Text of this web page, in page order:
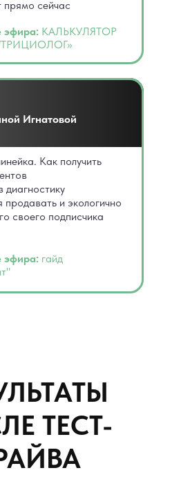
эфира: КАЛЬКУЛЯТОР
сейчас
Игнатовой
эфира: гайд
Как получить
продавать и экологично
своего подписчика
ТЕСТ-